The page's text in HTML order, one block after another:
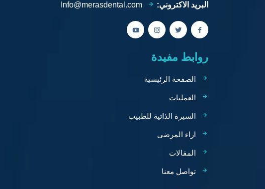
البريد الاكتروني: Info@merasdental.com
روابط مفيدة
الصفحة الرئيسية
العمليات
السيرة الذاتية للطبيب
اراء المرضى
المقالات
تواصل معنا